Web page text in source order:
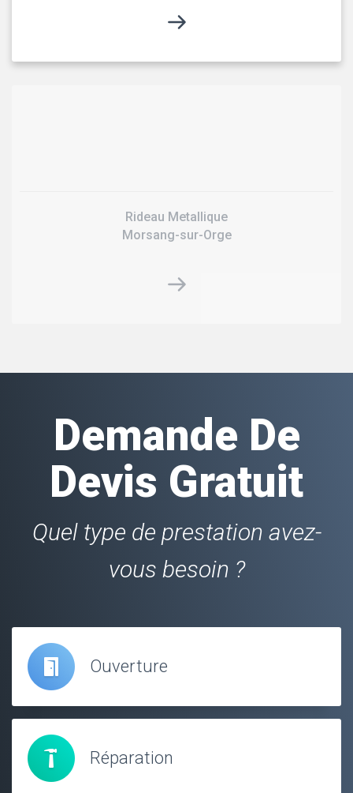
Rideau Metallique
Morsang-sur-Orge
Demande De
Devis Gratuit
Quel type de prestation avez-
vous besoin ?
Ouverture
Réparation